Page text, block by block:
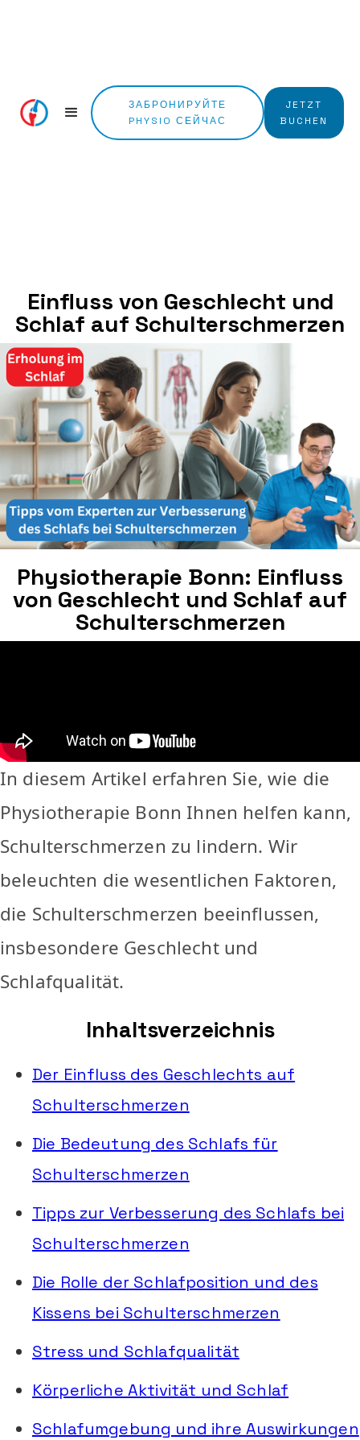
ЗАБРОНИРУЙТЕ
PHYSIO СЕЙЧАС
JETZT
BUCHEN
Einfluss von Geschlecht und
Schlaf auf Schulterschmerzen
Physiotherapie Bonn: Einfluss
von Geschlecht und Schlaf auf
Schulterschmerzen
In diesem Artikel erfahren Sie, wie die
Physiotherapie Bonn Ihnen helfen kann,
Schulterschmerzen zu lindern. Wir
beleuchten die wesentlichen Faktoren,
die Schulterschmerzen beeinflussen,
insbesondere Geschlecht und
Schlafqualität.
Inhaltsverzeichnis
Der Einfluss des Geschlechts auf
Schulterschmerzen
Die Bedeutung des Schlafs für
Schulterschmerzen
Tipps zur Verbesserung des Schlafs bei
Schulterschmerzen
Die Rolle der Schlafposition und des
Kissens bei Schulterschmerzen
Stress und Schlafqualität
Körperliche Aktivität und Schlaf
Schlafumgebung und ihre Auswirkungen